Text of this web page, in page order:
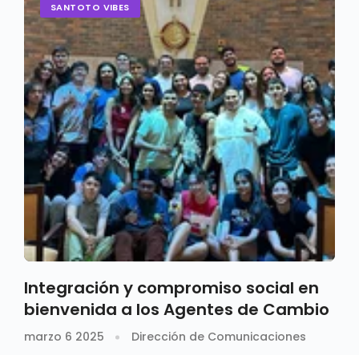
SANTOTO VIBES
Integración y compromiso social en
bienvenida a los Agentes de Cambio
marzo 6 2025 Dirección de Comunicaciones